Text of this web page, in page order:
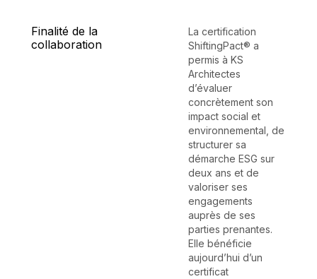
Finalité de la
collaboration
La certification
ShiftingPact® a
permis à KS
Architectes
d’évaluer
concrètement son
impact social et
environnemental, de
structurer sa
démarche ESG sur
deux ans et de
valoriser ses
engagements
auprès de ses
parties prenantes.
Elle bénéficie
aujourd’hui d’un
certificat